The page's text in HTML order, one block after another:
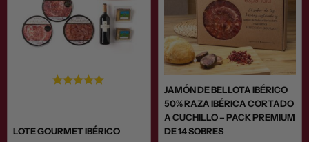
LOTE GOURMET IBÉRICO
era:
49,00€.
es:
44,00€.
JAMÓN DE BELLOTA IBÉRICO
50% RAZA IBÉRICA CORTADO
A CUCHILLO – PACK PREMIUM
DE 14 SOBRES
era:
149,00€.
es: